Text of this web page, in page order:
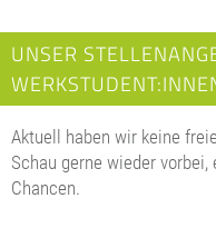
UNSER
Aktuell haben wir keine
Schau gerne wieder
Chancen.